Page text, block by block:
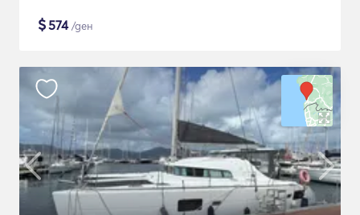
$574/ден